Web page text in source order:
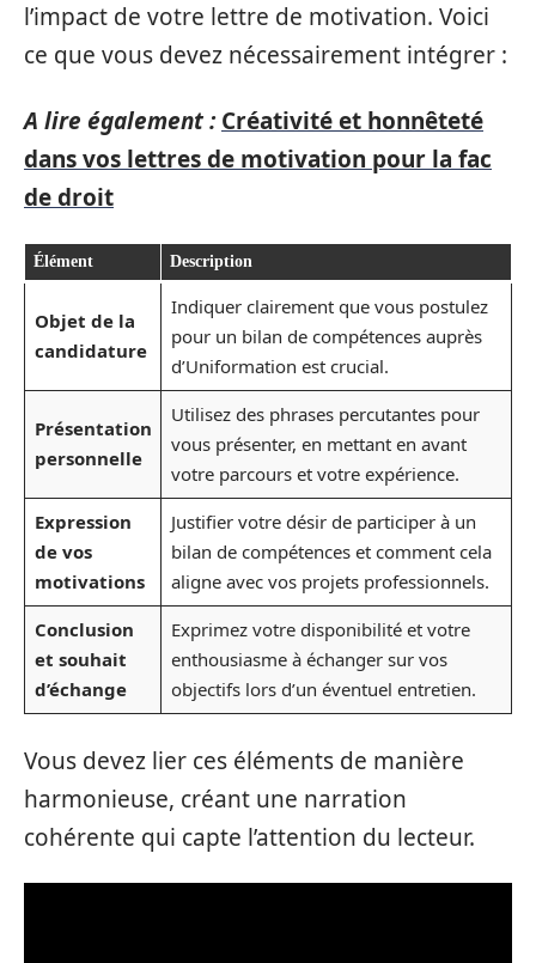
l’impact de votre lettre de motivation. Voici
ce que vous devez nécessairement intégrer :
A lire également : Créativité et honnêteté
dans vos lettres de motivation pour la fac
de droit
Élément Description
Objet de la
candidature
Indiquer clairement que vous postulez
pour un bilan de compétences auprès
d’Uniformation est crucial.
Présentation
personnelle
Utilisez des phrases percutantes pour
vous présenter, en mettant en avant
votre parcours et votre expérience.
Expression
de vos
motivations
Justifier votre désir de participer à un
bilan de compétences et comment cela
aligne avec vos projets professionnels.
Conclusion
et souhait
d’échange
Exprimez votre disponibilité et votre
enthousiasme à échanger sur vos
objectifs lors d’un éventuel entretien.
Vous devez lier ces éléments de manière
harmonieuse, créant une narration
cohérente qui capte l’attention du lecteur.